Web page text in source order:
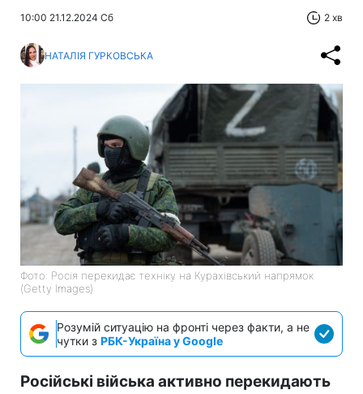
10:00 21.12.2024 Сб 2 хв
НАТАЛІЯ ГУРКОВСЬКА
Фото: Росія перекидає техніку на Курахівський напрямок
(Getty Images)
Розумій ситуацію на фронті через факти, а не
чутки з РБК-Україна у Google
Російські війська активно перекидають